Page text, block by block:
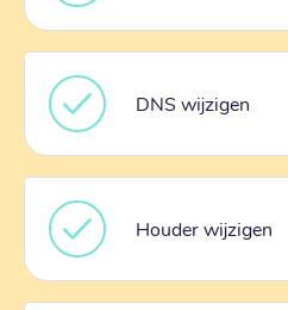
DNS wijzigen
Houder wijzigen